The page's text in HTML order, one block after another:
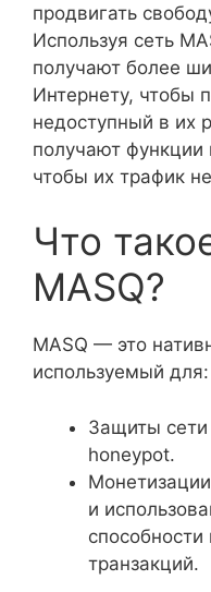
продвигать
Используя сеть
получают более
Интернету, чтобы
недоступный в их
получают функции
чтобы их трафик
Что
MASQ?
MASQ — это
используемый для:
Защиты сети
honeypot.
и
транзакций.